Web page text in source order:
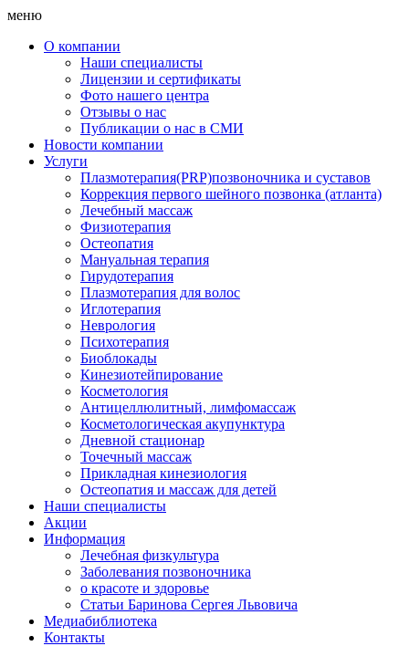
меню
О компании
Наши специалисты
Лицензии и сертификаты
Фото нашего центра
Отзывы о нас
Публикации о нас в СМИ
Новости компании
Услуги
Плазмотерапия(PRP)позвоночника и суставов
Коррекция первого шейного позвонка (атланта)
Лечебный массаж
Физиотерапия
Остеопатия
Мануальная терапия
Гирудотерапия
Плазмотерапия для волос
Иглотерапия
Неврология
Психотерапия
Биоблокады
Кинезиотейпирование
Косметология
Антицеллюлитный, лимфомассаж
Косметологическая акупунктура
Дневной стационар
Точечный массаж
Прикладная кинезиология
Остеопатия и массаж для детей
Наши специалисты
Акции
Информация
Лечебная физкультура
Заболевания позвоночника
о красоте и здоровье
Статьи Баринова Сергея Львовича
Медиабиблиотека
Контакты